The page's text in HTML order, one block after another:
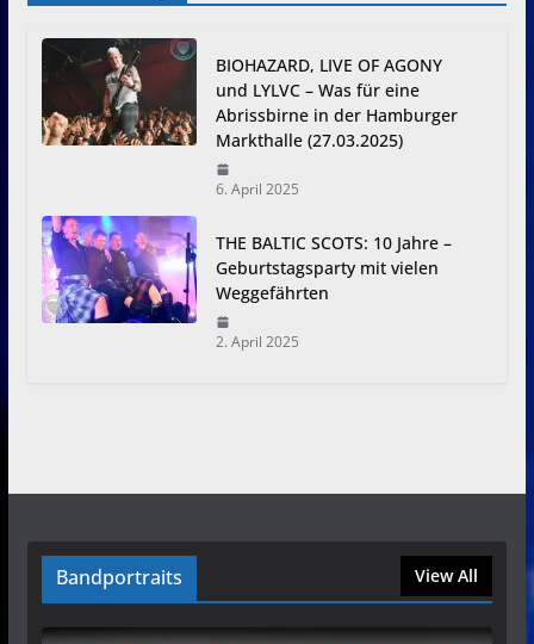
BIOHAZARD, LIVE OF AGONY
und LYLVC – Was für eine
Abrissbirne in der Hamburger
Markthalle (27.03.2025)
6. April 2025
THE BALTIC SCOTS: 10 Jahre –
Geburtstagsparty mit vielen
Weggefährten
2. April 2025
Bandportraits View All